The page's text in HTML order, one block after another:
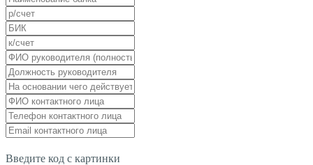
Введите код с картинки